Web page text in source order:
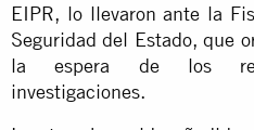
EIPR, lo llevaron ante la
Seguridad del Estado, que
la espera de los
investigaciones.